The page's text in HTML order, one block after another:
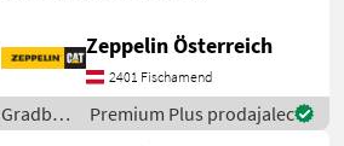
stroji Gradbeni prekucnik
Zeppelin Österreich
2401 Fischamend
Gradbeni
stroji /
Premium Plus prodajalec